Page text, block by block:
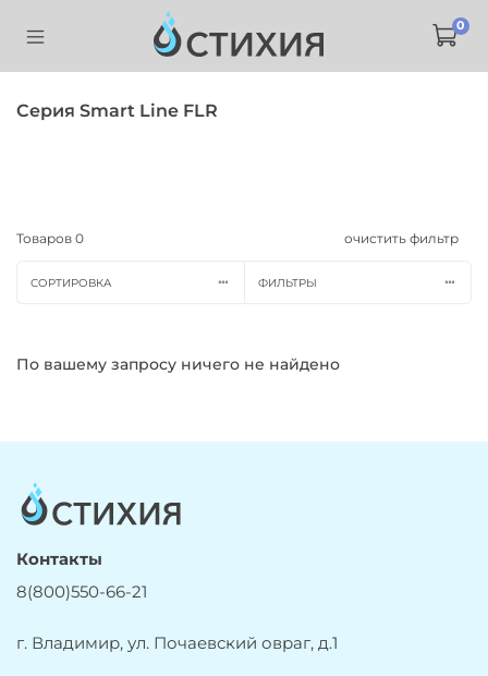
0
Серия Smart Line FLR
Товаров 0 очистить фильтр
СОРТИРОВКА ФИЛЬТРЫ
По вашему запросу ничего не найдено
Контакты
8(800)550-66-21
г. Владимир, ул. Почаевский овраг, д.1